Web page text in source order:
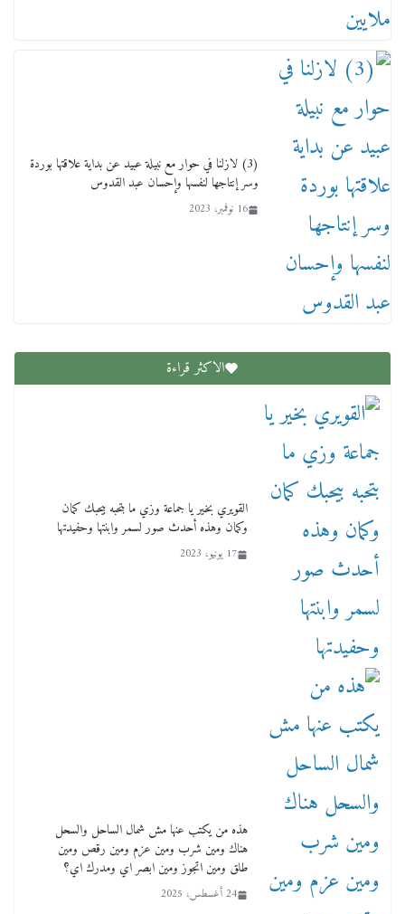
(3) لازلنا في حوار مع نبيلة عبيد عن بداية علاقتها بوردة
وسر إنتاجها لنفسها وإحسان عبد القدوس
16 نوفمبر، 2023
الاكثر قراءة
القويري بخير يا جماعة وزي ما بتحبه بيحبك كمان
وكمان وهذه أحدث صور لسمر وابنتها وحفيدتها
17 يونيو، 2023
هذه من يكتب عنها مش شمال الساحل والسحل
هناك ومين شرب ومين عزم ومين رقص ومين
طلق ومين اتجوز ومين ابصر اي ومدرك اي؟
24 أغسطس، 2025